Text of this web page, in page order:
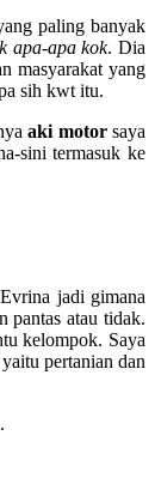
paling banyak
apa-apa kok. Dia
masyarakat yang
sih kwt itu.
aki motorsaya
sini termasuk ke
jadi gimana
pantas atau tidak.
kelompok. Saya
pertanian dan